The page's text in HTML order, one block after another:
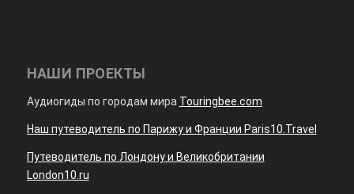
НАШИ ПРОЕКТЫ
Аудиогиды по городам мира Touringbee.com
Наш путеводитель по Парижу и Франции Paris10.Travel
Путеводитель по Лондону и Великобритании
London10.ru